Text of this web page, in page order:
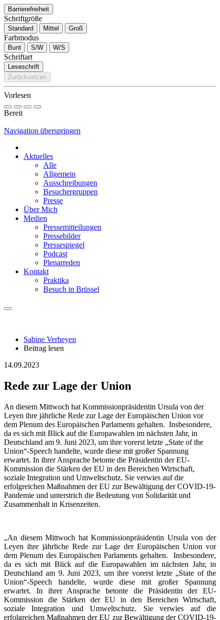
Barrierefreiheit
Schriftgröße
Standard Mittel Groß
Farbmodus
Bunt S/W W/S
Schriftart
Leseschrift
Zurücksetzen
Vorlesen
Bereit
Navigation überspringen
Aktuelles
Alle
Allgemein
Ausschreibungen
Besuchergruppen
Presse
Über Mich
Medien
Pressemitteilungen
Pressebilder
Pressespiegel
Podcast
Plenarreden
Kontakt
Praktika
Besuch in Brüssel
Sabine Verheyen
Beitrag lesen
14.09.2023
Rede zur Lage der Union
An diesem Mittwoch hat Kommissionpräsidentin Ursula von der
Leyen ihre jährliche Rede zur Lage der Europäischen Union vor
dem Plenum des Europäischen Parlaments gehalten. Insbesondere,
da es sich mit Blick auf die Europawahlen im nächsten Jahr, in
Deutschland am 9. Juni 2023, um ihre vorerst letzte „State of the
Union“-Speech handelte, wurde diese mit großer Spannung
erwartet. In ihrer Ansprache betonte die Präsidentin der EU-
Kommission die Stärken der EU in den Bereichen Wirtschaft,
soziale Integration und Umweltschutz. Sie verwies auf die
erfolgreichen Maßnahmen der EU zur Bewältigung der COVID-19-
Pandemie und unterstrich die Bedeutung von Solidarität und
Zusammenhalt in Krisenzeiten.
„An diesem Mittwoch hat Kommissionpräsidentin Ursula von der
Leyen ihre jährliche Rede zur Lage der Europäischen Union vor
dem Plenum des Europäischen Parlaments gehalten. Insbesondere,
da es sich mit Blick auf die Europawahlen im nächsten Jahr, in
Deutschland am 9. Juni 2023, um ihre vorerst letzte „State of the
Union“-Speech handelte, wurde diese mit großer Spannung
erwartet. In ihrer Ansprache betonte die Präsidentin der EU-
Kommission die Stärken der EU in den Bereichen Wirtschaft,
soziale Integration und Umweltschutz. Sie verwies auf die
erfolgreichen Maßnahmen der EU zur Bewältigung der COVID-19-